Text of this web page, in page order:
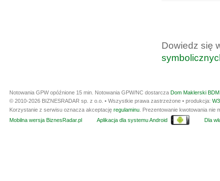
Dowiedz się
Notowania GPW opóźnione 15 min. Notowania GPW/NC dostarcza Dom Maklerski
© 2010-2026 BIZNESRADAR sp. z o.o. • Wszystkie prawa zastrzeżone • produkcja:
Korzystanie z serwisu oznacza akceptację regulaminu. Prezentowanie kwotowania nie
Mobilna wersja BiznesRadar.pl
Aplikacja dla systemu Android Dla